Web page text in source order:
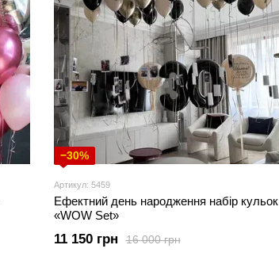
−30%
Артикул: 5459
Ефектний день народження набір кульок
«WOW Set»
16 000 грн
11 150 грн